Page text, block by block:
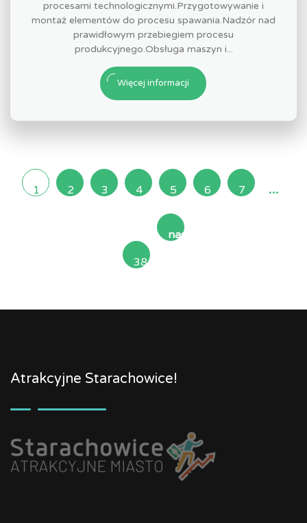
procesami technologicznymi.Przygotowywanie i
montaż elementów do procesu spawania.Nadzór nad
prawidłowym przebiegiem procesu
produkcyjnego.Obsługa maszyn i...
Więcej informacji
1 2 3 4 5 6 7 ...
38
następna
Atrakcyjne Starachowice!